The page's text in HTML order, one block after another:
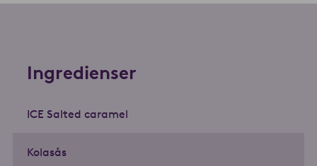
Ingredienser
ICE Salted caramel
Kolasås